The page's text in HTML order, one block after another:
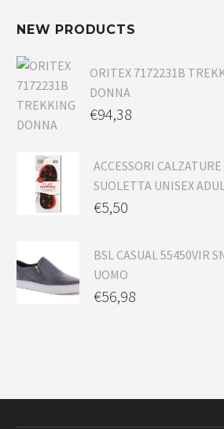
NEW PRODUCTS
ORITEX 7172231B
DONNA
€94,38
ACCESSORI
SUOLETTA UNISEX
€5,50
BSL CASUAL 55450VIR
UOMO
€56,98